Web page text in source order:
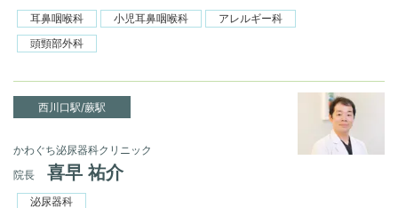
耳鼻咽喉科 小児耳鼻咽喉科
アレルギー科
頭頸部外科
西川口駅/蕨駅
かわぐち泌尿器科クリニック
院長
喜早 祐介
泌尿器科